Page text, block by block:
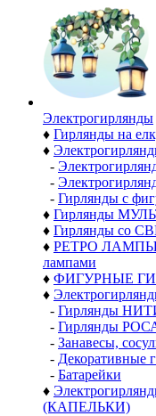
Электро­гирлянды
♦ Гирлянды на
♦
-
-
- Гирлянды с
♦ Гирлянды
♦ Гирлянды со
♦ РЕТРО ЛАМПЫ
лампами
♦ ФИГУРНЫЕ
♦
- Гирлянды
- Гирлянды
- Занавесы,
- Декоративные
- Батарейки
♦
(КАПЕЛЬКИ)